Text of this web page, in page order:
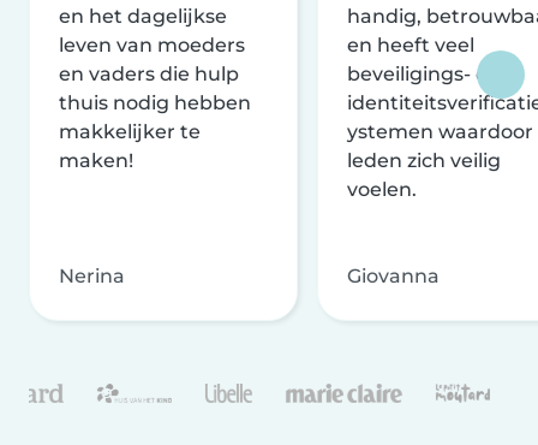
en het dagelijkse
leven van moeders
en vaders die hulp
thuis nodig hebben
makkelijker te
maken!
Nerina
handig,
en heeft veel
beveiligings- en
ystemen waardoor
leden zich veilig
voelen.
Giovanna